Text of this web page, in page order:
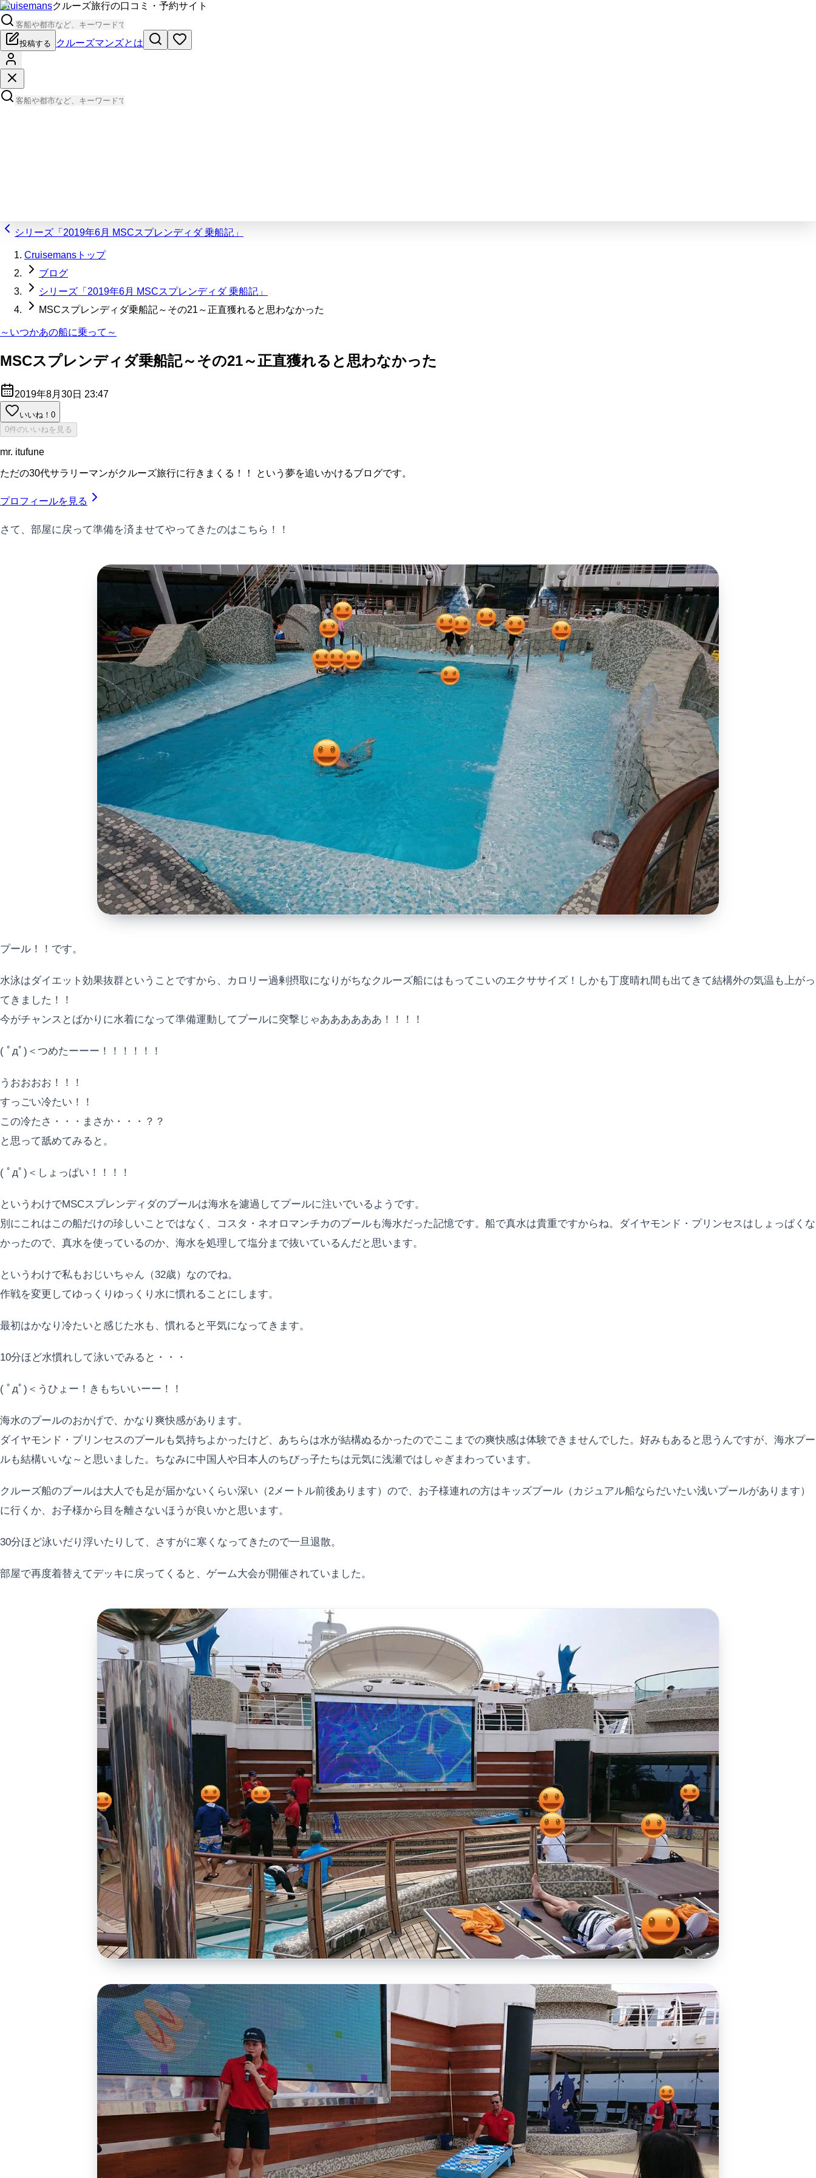
Cruisemansクルーズ旅行の口コミ・予約サイト
投稿する クルーズマンズとは
シリーズ「2019年6月 MSCスプレンディダ 乗船記」
Cruisemansトップ
ブログ
シリーズ「2019年6月 MSCスプレンディダ 乗船記」
MSCスプレンディダ乗船記～その21～正直獲れると思わなかった
～いつかあの船に乗って～
MSCスプレンディダ乗船記～その21～正直獲れると思わなかった
2019年8月30日 23:47
いいね！ 0
0件のいいねを見る
mr. itufune
ただの30代サラリーマンがクルーズ旅行に行きまくる！！ という夢を追いかけるブログです。
プロフィールを見る
さて、部屋に戻って準備を済ませてやってきたのはこちら！！
プール！！です。
水泳はダイエット効果抜群ということですから、カロリー過剰摂取になりがちなクルーズ船にはもってこいのエクササイズ！しかも丁度晴れ間も出てきて結構外の気温も上がっ
てきました！！
今がチャンスとばかりに水着になって準備運動してプールに突撃じゃああああああ！！！！
( ﾟдﾟ)＜つめたーーー！！！！！！
うおおおお！！！
すっごい冷たい！！
この冷たさ・・・まさか・・・？？
と思って舐めてみると。
( ﾟдﾟ)＜しょっぱい！！！！
というわけでMSCスプレンディダのプールは海水を濾過してプールに注いでいるようです。
別にこれはこの船だけの珍しいことではなく、コスタ・ネオロマンチカのプールも海水だった記憶です。船で真水は貴重ですからね。ダイヤモンド・プリンセスはしょっぱくな
かったので、真水を使っているのか、海水を処理して塩分まで抜いているんだと思います。
というわけで私もおじいちゃん（32歳）なのでね。
作戦を変更してゆっくりゆっくり水に慣れることにします。
最初はかなり冷たいと感じた水も、慣れると平気になってきます。
10分ほど水慣れして泳いでみると・・・
( ﾟдﾟ)＜うひょー！きもちいいーー！！
海水のプールのおかげで、かなり爽快感があります。
ダイヤモンド・プリンセスのプールも気持ちよかったけど、あちらは水が結構ぬるかったのでここまでの爽快感は体験できませんでした。好みもあると思うんですが、海水プー
ルも結構いいな～と思いました。ちなみに中国人や日本人のちびっ子たちは元気に浅瀬ではしゃぎまわっています。
クルーズ船のプールは大人でも足が届かないくらい深い（2メートル前後あります）ので、お子様連れの方はキッズプール（カジュアル船ならだいたい浅いプールがあります）
に行くか、お子様から目を離さないほうが良いかと思います。
30分ほど泳いだり浮いたりして、さすがに寒くなってきたので一旦退散。
部屋で再度着替えてデッキに戻ってくると、ゲーム大会が開催されていました。